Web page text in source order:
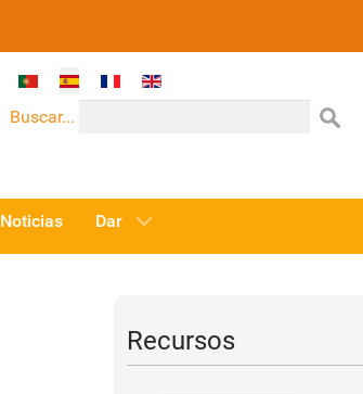
Seleccione su idioma
Buscar...
Noticias Dar
Recursos